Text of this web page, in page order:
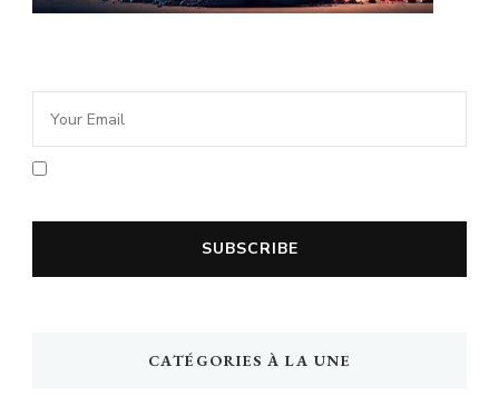
CATÉGORIES À LA UNE